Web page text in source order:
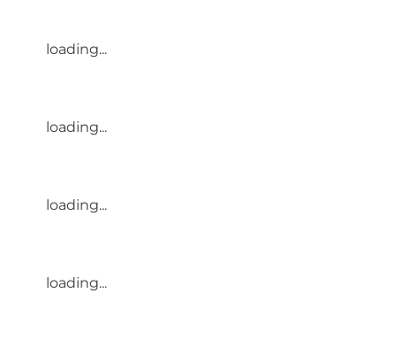
loading...
loading...
loading...
loading...